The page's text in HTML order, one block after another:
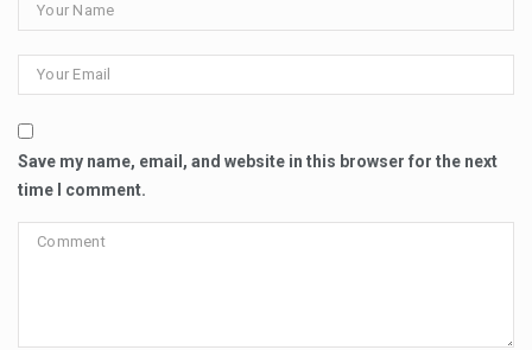
Save my name, email, and website in this browser for the next
time I comment.